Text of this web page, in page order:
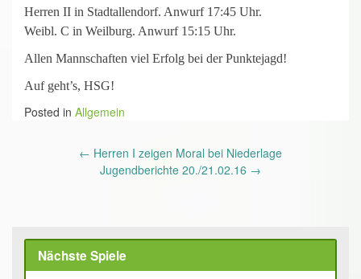
Herren II in Stadtallendorf. Anwurf 17:45 Uhr.
Weibl. C in Weilburg. Anwurf 15:15 Uhr.
Allen Mannschaften viel Erfolg bei der Punktejagd!
Auf geht’s, HSG!
Posted in Allgemein
← Herren I zeigen Moral bei Niederlage
Jugendberichte 20./21.02.16 →
Nächste Spiele